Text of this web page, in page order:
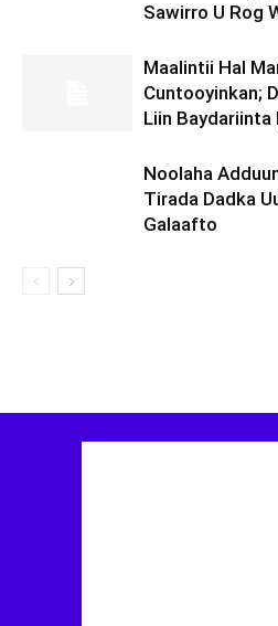
Sawirro U Rog
Maalintii Hal
Cuntooyinkan;
Liin Baydariinta
Noolaha
Tirada Dadka
Galaafto